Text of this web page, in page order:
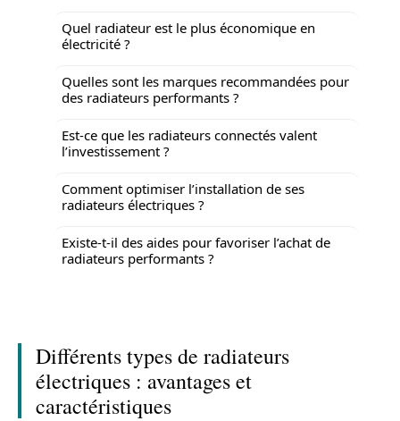
Quel radiateur est le plus économique en
électricité ?
Quelles sont les marques recommandées pour
des radiateurs performants ?
Est-ce que les radiateurs connectés valent
l’investissement ?
Comment optimiser l’installation de ses
radiateurs électriques ?
Existe-t-il des aides pour favoriser l’achat de
radiateurs performants ?
Différents types de radiateurs
électriques : avantages et
caractéristiques